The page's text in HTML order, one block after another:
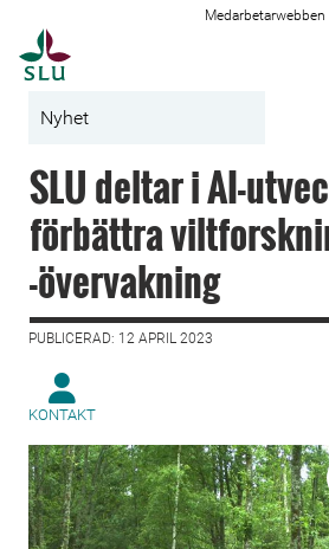
Medarbetarwebben
Nyhet
SLU deltar i AI-
förbättra
-övervakning
PUBLICERAD: 12 APRIL 2023
KONTAKT